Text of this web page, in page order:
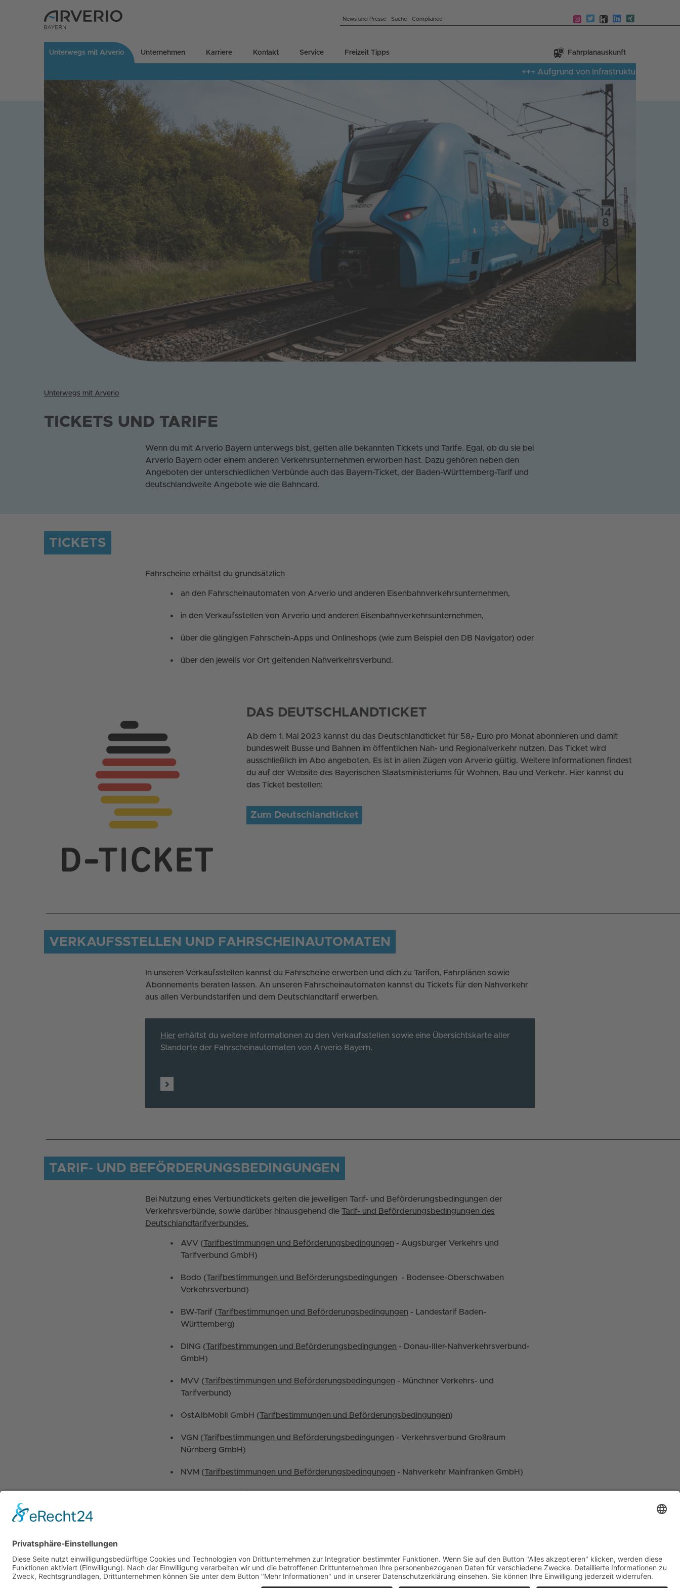
News und Presse Suche Compliance
Unterwegs mit Arverio Unternehmen Karriere Kontakt Service Freizeit Tipps Fahrplanauskunft
+++ Aufgrund von Infrastrukturmangel ist auf
Unterwegs mit Arverio
TICKETS UND TARIFE
Wenn du mit Arverio Bayern unterwegs bist, gelten alle bekannten Tickets und Tarife. Egal, ob du sie bei
Arverio Bayern oder einem anderen Verkehrsunternehmen erworben hast. Dazu gehören neben den
Angeboten der unterschiedlichen Verbünde auch das Bayern-Ticket, der Baden-Württemberg-Tarif und
deutschlandweite Angebote wie die Bahncard.
TICKETS
Fahrscheine erhältst du grundsätzlich
an den Fahrscheinautomaten von Arverio und anderen Eisenbahnverkehrsunternehmen,
in den Verkaufsstellen von Arverio und anderen Eisenbahnverkehrsunternehmen,
über die gängigen Fahrschein-Apps und Onlineshops (wie zum Beispiel den DB Navigator) oder
über den jeweils vor Ort geltenden Nahverkehrsverbund.
DAS DEUTSCHLANDTICKET
Ab dem 1. Mai 2023 kannst du das Deutschlandticket für 58,- Euro pro Monat abonnieren und damit
bundesweit Busse und Bahnen im öffentlichen Nah- und Regionalverkehr nutzen. Das Ticket wird
ausschließlich im Abo angeboten. Es ist in allen Zügen von Arverio gültig. Weitere Informationen findest
du auf der Website des Bayerischen Staatsministeriums für Wohnen, Bau und Verkehr. Hier kannst du
das Ticket bestellen:
Zum Deutschlandticket
VERKAUFSSTELLEN UND FAHRSCHEINAUTOMATEN
In unseren Verkaufsstellen kannst du Fahrscheine erwerben und dich zu Tarifen, Fahrplänen sowie
Abonnements beraten lassen. An unseren Fahrscheinautomaten kannst du Tickets für den Nahverkehr
aus allen Verbundstarifen und dem Deutschlandtarif erwerben.
Hier erhältst du weitere Informationen zu den Verkaufsstellen sowie eine Übersichtskarte aller
Standorte der Fahrscheinautomaten von Arverio Bayern.
TARIF- UND BEFÖRDERUNGSBEDINGUNGEN
Bei Nutzung eines Verbundtickets gelten die jeweiligen Tarif- und Beförderungsbedingungen der
Verkehrsverbünde, sowie darüber hinausgehend die Tarif- und Beförderungsbedingungen des
Deutschlandtarifverbundes.
AVV (Tarifbestimmungen und Beförderungsbedingungen - Augsburger Verkehrs und
Tarifverbund GmbH)
Bodo (Tarifbestimmungen und Beförderungsbedingungen - Bodensee-Oberschwaben
Verkehrsverbund)
BW-Tarif (Tarifbestimmungen und Beförderungsbedingungen - Landestarif Baden-
Württemberg)
DING (Tarifbestimmungen und Beförderungsbedingungen - Donau-Iller-Nahverkehrsverbund-
GmbH)
MVV (Tarifbestimmungen und Beförderungsbedingungen - Münchner Verkehrs- und
Tarifverbund)
OstAlbMobil GmbH (Tarifbestimmungen und Beförderungsbedingungen)
VGN (Tarifbestimmungen und Beförderungsbedingungen - Verkehrsverbund Großraum
Nürnberg GmbH)
NVM (Tarifbestimmungen und Beförderungsbedingungen - Nahverkehr Mainfranken GmbH)
JOBANGEBOTE DEIN WEG IST UNSER ZIEL.